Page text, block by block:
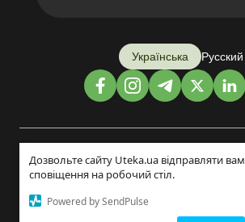
Дозвольте сайту Uteka.ua відправляти вам
сповіщення на робочий стіл.
Powered by SendPulse
Українська Русский
Дизайн і розробка: